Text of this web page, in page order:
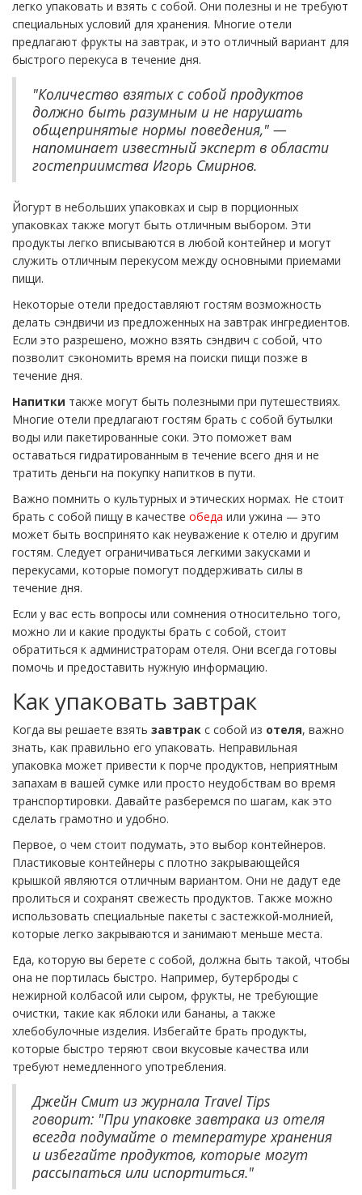
легко упаковать и взять с собой. Они полезны и не требуют
специальных условий для хранения. Многие отели
предлагают фрукты на завтрак, и это отличный вариант для
быстрого перекуса в течение дня.
"Количество взятых с собой продуктов
должно быть разумным и не нарушать
общепринятые нормы поведения," —
напоминает известный эксперт в области
гостеприимства Игорь Смирнов.
Йогурт в небольших упаковках и сыр в порционных
упаковках также могут быть отличным выбором. Эти
продукты легко вписываются в любой контейнер и могут
служить отличным перекусом между основными приемами
пищи.
Некоторые отели предоставляют гостям возможность
делать сэндвичи из предложенных на завтрак ингредиентов.
Если это разрешено, можно взять сэндвич с собой, что
позволит сэкономить время на поиски пищи позже в
течение дня.
Напитки также могут быть полезными при путешествиях.
Многие отели предлагают гостям брать с собой бутылки
воды или пакетированные соки. Это поможет вам
оставаться гидратированным в течение всего дня и не
тратить деньги на покупку напитков в пути.
Важно помнить о культурных и этических нормах. Не стоит
брать с собой пищу в качестве обеда или ужина — это
может быть воспринято как неуважение к отелю и другим
гостям. Следует ограничиваться легкими закусками и
перекусами, которые помогут поддерживать силы в
течение дня.
Если у вас есть вопросы или сомнения относительно того,
можно ли и какие продукты брать с собой, стоит
обратиться к администраторам отеля. Они всегда готовы
помочь и предоставить нужную информацию.
Как упаковать завтрак
Когда вы решаете взять завтрак с собой из отеля, важно
знать, как правильно его упаковать. Неправильная
упаковка может привести к порче продуктов, неприятным
запахам в вашей сумке или просто неудобствам во время
транспортировки. Давайте разберемся по шагам, как это
сделать грамотно и удобно.
Первое, о чем стоит подумать, это выбор контейнеров.
Пластиковые контейнеры с плотно закрывающейся
крышкой являются отличным вариантом. Они не дадут еде
пролиться и сохранят свежесть продуктов. Также можно
использовать специальные пакеты с застежкой-молнией,
которые легко закрываются и занимают меньше места.
Еда, которую вы берете с собой, должна быть такой, чтобы
она не портилась быстро. Например, бутерброды с
нежирной колбасой или сыром, фрукты, не требующие
очистки, такие как яблоки или бананы, а также
хлебобулочные изделия. Избегайте брать продукты,
которые быстро теряют свои вкусовые качества или
требуют немедленного употребления.
Джейн Смит из журнала Travel Tips
говорит: "При упаковке завтрака из отеля
всегда подумайте о температуре хранения
и избегайте продуктов, которые могут
рассыпаться или испортиться."